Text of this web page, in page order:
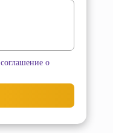
соглашение о